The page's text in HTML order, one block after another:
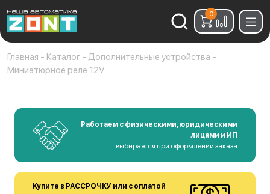
Найти:
0
Главная - Каталог - Дополнительные устройства -
Миниатюрное реле 12V
Работаем с физическими, юридическими
лицами и ИП
выбирается при оформлении заказа
Купите в РАССРОЧКУ или с оплатой